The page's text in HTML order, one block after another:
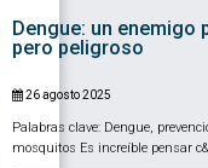
Dengue: un enemigo
pero peligroso
26 agosto 2025
Palabras clave: Dengue,
mosquitos Es increíble pensar